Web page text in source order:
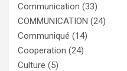
Communication (33)
COMMUNICATION (24)
Communiqué (14)
Cooperation (24)
Culture (5)